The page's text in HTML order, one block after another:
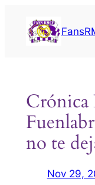
contenido
Crónica
no te
Nov 29,